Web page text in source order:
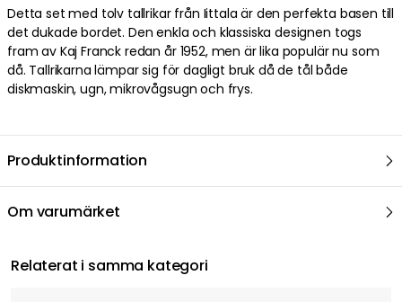
Detta set med tolv tallrikar från Iittala är den perfekta basen till
det dukade bordet. Den enkla och klassiska designen togs
fram av Kaj Franck redan år 1952, men är lika populär nu som
då. Tallrikarna lämpar sig för dagligt bruk då de tål både
diskmaskin, ugn, mikrovågsugn och frys.
Produktinformation
Om varumärket
Relaterat i samma kategori